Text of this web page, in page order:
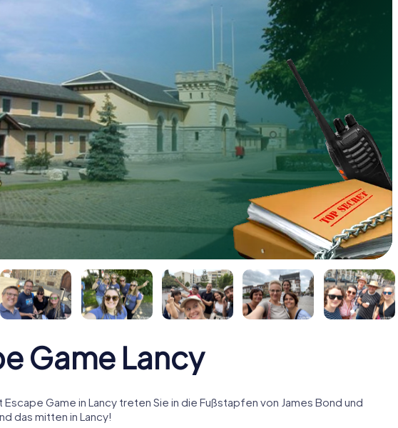
Game Lancy
Escape Game in Lancy treten Sie in die Fußstapfen von James Bond und
das mitten in Lancy!